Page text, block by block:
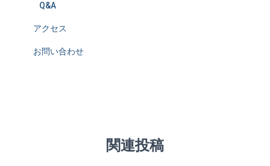
Q&A
アクセス
お問い合わせ
関連投稿